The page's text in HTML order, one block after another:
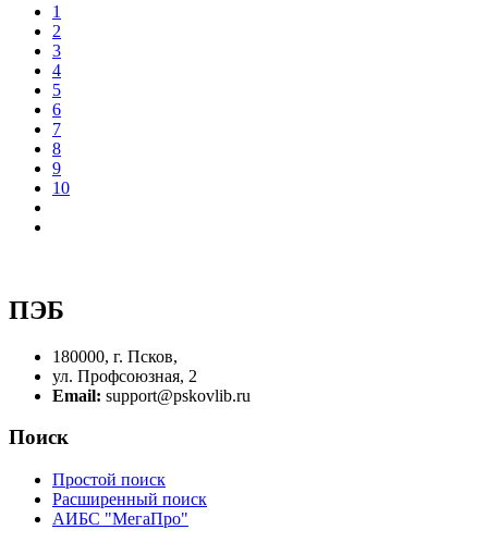
1
2
3
4
5
6
7
8
9
10
ПЭБ
180000, г. Псков,
ул. Профсоюзная, 2
Email: support@pskovlib.ru
Поиск
Простой поиск
Расширенный поиск
АИБС "МегаПро"